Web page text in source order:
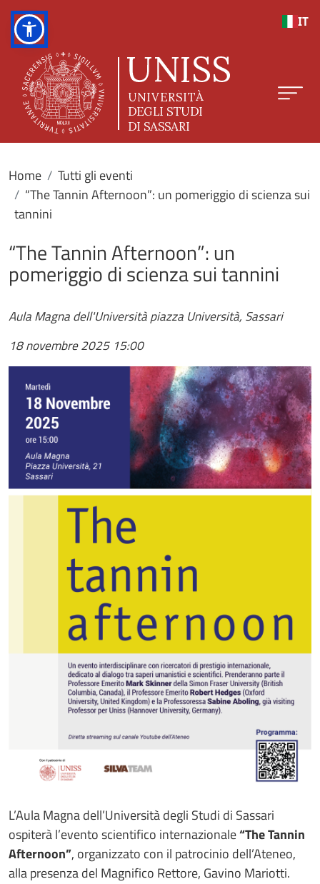
IT
Home
Tutti gli eventi
“The Tannin Afternoon”: un pomeriggio di scienza sui
tannini
“The Tannin Afternoon”: un
pomeriggio di scienza sui tannini
Aula Magna dell'Università piazza Università, Sassari
18 novembre 202515:00
L’Aula Magna dell’Università degli Studi di Sassari
ospiterà l’evento scientifico internazionale“The Tannin
Afternoon”, organizzato con il patrocinio dell’Ateneo,
alla presenza del Magnifico Rettore, Gavino Mariotti.